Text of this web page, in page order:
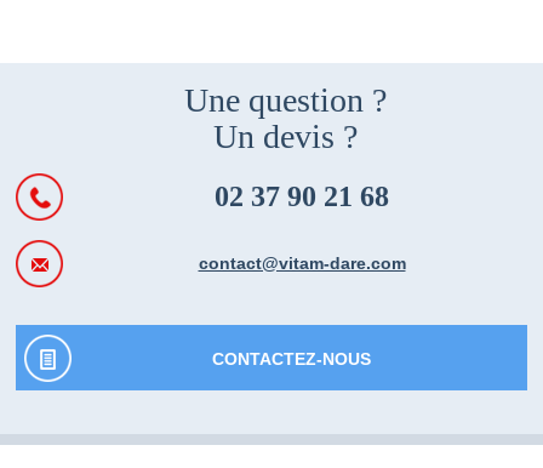
Une question ?
Un devis ?
02 37 90 21 68
contact@vitam-dare.com
CONTACTEZ-NOUS